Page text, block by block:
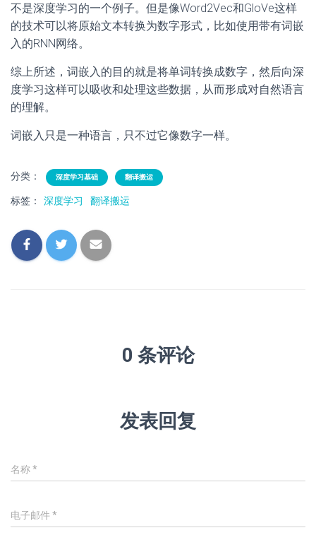
不是深度学习的一个例子。但是像Word2Vec和GloVe这样
的技术可以将原始文本转换为数字形式，比如使用带有词嵌
入的RNN网络。
综上所述，词嵌入的目的就是将单词转换成数字，然后向深
度学习这样可以吸收和处理这些数据，从而形成对自然语言
的理解。
词嵌入只是一种语言，只不过它像数字一样。
分类： 深度学习基础 翻译搬运
标签： 深度学习 翻译搬运
0 条评论
发表回复
名称*
电子邮件 *